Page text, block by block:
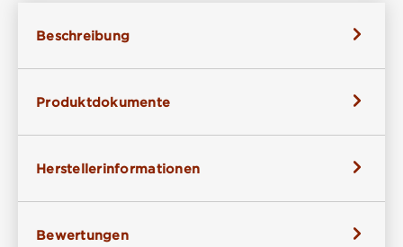
Beschreibung
Produktdokumente
Herstellerinformationen
Bewertungen